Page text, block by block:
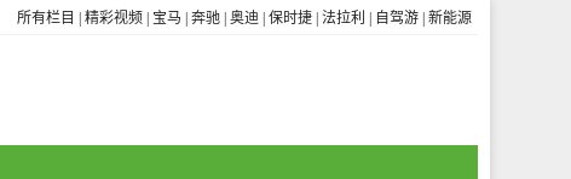
所有栏目 精彩视频 宝马 奔驰 奥迪 保时捷 法拉利 自驾游 新能源